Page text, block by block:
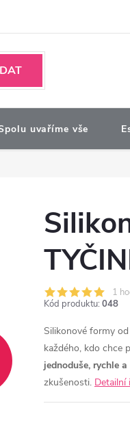
uvaříme vše
1
Kód produktu: 048
Silikonové formy od
každého, kdo chce
jednoduše, rychle
zkušenosti. Detailní